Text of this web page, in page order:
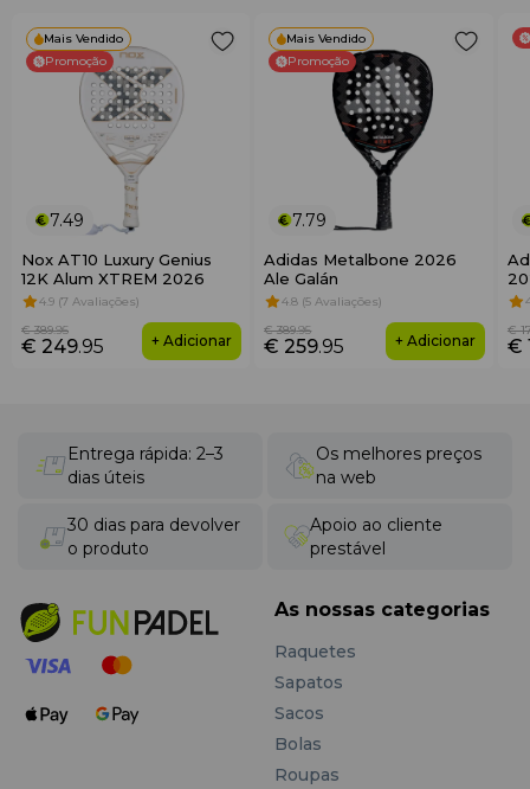
Mais Vendido
Promoção
7.49
Nox AT10 Luxury Genius
12K Alum XTREM 2026
4.9 (7 Avaliações)
€ 249.95
€ 389.95
+ Adicionar
Mais Vendido
Promoção
7.79
Adidas Metalbone 2026
Ale Galán
4.8 (5 Avaliações)
€ 259.95
€ 389.95
+ Adicionar €
€
Entrega rápida: 2–3
dias úteis
Os melhores preços
na web
30 dias para devolver
o produto
Apoio ao cliente
prestável
As nossas categorias
Raquetes
Sapatos
Sacos
Bolas
Roupas